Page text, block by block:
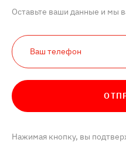
Оставьте ваши данные и мы
Нажимая кнопку, вы